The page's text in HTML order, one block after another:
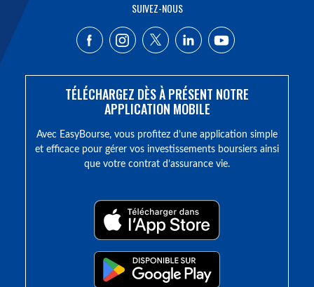
SUIVEZ-NOUS
TÉLÉCHARGEZ DÈS À PRÉSENT NOTRE
APPLICATION MOBILE
Avec EasyBourse, vous profitez d’une application simple
et efficace pour gérer vos investissements boursiers ainsi
que votre contrat d’assurance vie.